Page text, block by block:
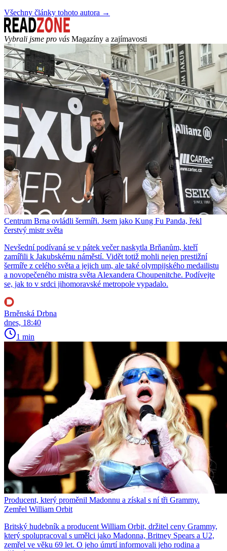
Všechny články tohoto autora →
Vybrali jsme pro vás Magazíny a zajímavosti
Centrum Brna ovládli šermíři. Jsem jako Kung Fu Panda, řekl
čerstvý mistr světa
Nevšední podívaná se v pátek večer naskytla Brňanům, kteří
zamířili k Jakubskému náměstí. Vidět totiž mohli nejen prestižní
šermíře z celého světa a jejich um, ale také olympijského medailistu
a novopečeného mistra světa Alexandera Choupenitche. Podívejte
se, jak to v srdci jihomoravské metropole vypadalo.
Brněnská Drbna
dnes, 18:40
1 min
Producent, který proměnil Madonnu a získal s ní tři Grammy.
Zemřel William Orbit
Britský hudebník a producent William Orbit, držitel ceny Grammy,
který spolupracoval s umělci jako Madonna, Britney Spears a U2,
zemřel ve věku 69 let. O jeho úmrtí informovali jeho rodina a